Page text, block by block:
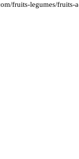
fruits-legumes/fruits-